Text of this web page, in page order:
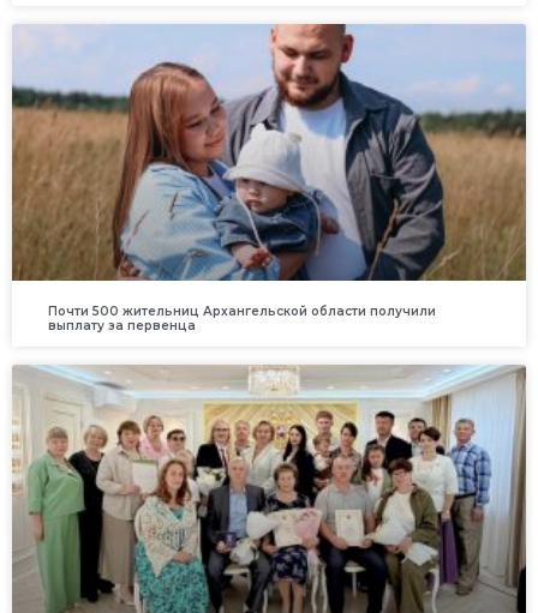
Почти 500 жительниц Архангельской области получили
выплату за первенца